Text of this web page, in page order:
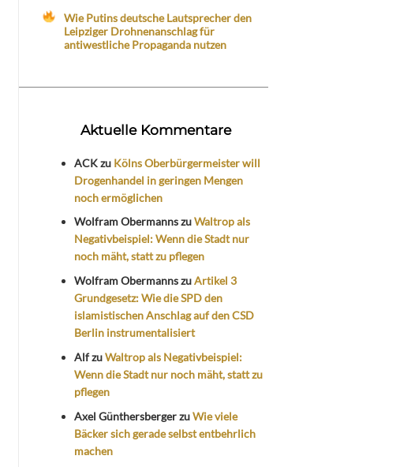
Wie Putins deutsche Lautsprecher den
Leipziger Drohnenanschlag für
antiwestliche Propaganda nutzen
Aktuelle Kommentare
ACKzu Kölns Oberbürgermeister will
Drogenhandel in geringen Mengen
noch ermöglichen
Wolfram ObermannszuWaltrop als
Negativbeispiel: Wenn die Stadt nur
noch mäht, statt zu pflegen
Wolfram ObermannszuArtikel 3
Grundgesetz: Wie die SPD den
islamistischen Anschlag auf den CSD
Berlin instrumentalisiert
AlfzuWaltrop als Negativbeispiel:
Wenn die Stadt nur noch mäht, statt zu
pflegen
Axel GünthersbergerzuWie viele
Bäcker sich gerade selbst entbehrlich
machen